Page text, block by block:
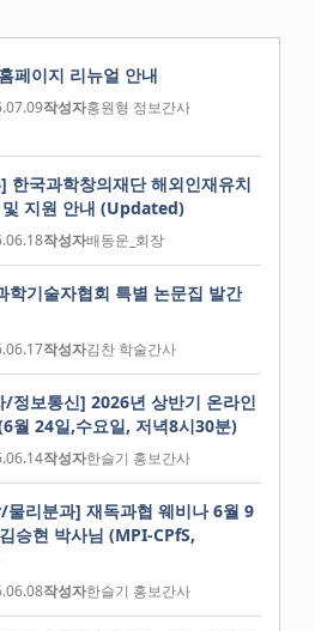
페이지 리뉴얼 안내
작성자홍원형 정보간사
한국과학창의재단 해외인재유치
및 지원 안내 (Updated)
작성자배동운_회장
학기술자협회 특별 논문집 발간
작성자김찬 학술간사
정보통신] 2026년 상반기 온라인
월 24일,수요일, 저녁8시30분)
작성자한슬기 홍보간사
리분과] 재독과협 웨비나 6월 9
승현 박사님 (MPI-CPfS,
작성자한슬기 홍보간사